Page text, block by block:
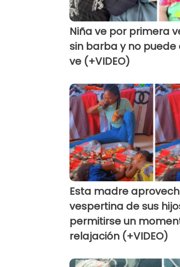
Niña ve por primera
sin barba y no puede
ve (+VIDEO)
Esta madre
vespertina de sus
permitirse un
relajación (+VIDEO)